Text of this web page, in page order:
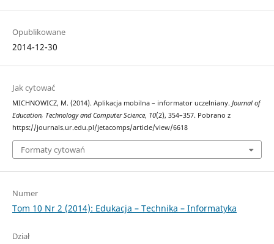
Opublikowane
2014-12-30
Jak cytować
MICHNOWICZ, M. (2014). Aplikacja mobilna – informator uczelniany. Journal of
Education, Technology and Computer Science, 10(2), 354–357. Pobrano z
https://journals.ur.edu.pl/jetacomps/article/view/6618
Formaty cytowań
Numer
Tom 10 Nr 2 (2014): Edukacja – Technika – Informatyka
Dział